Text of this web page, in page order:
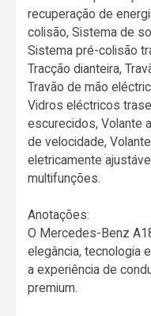
recuperação de
colisão, Sistema de
Sistema pré-colisão
Tracção dianteira,
Travão de mão
Vidros eléctricos
escurecidos, Volante
de velocidade,
eletricamente
multifunções.
Anotações:
O Mercedes-Benz
elegância, tecnologia
a experiência de
premium.